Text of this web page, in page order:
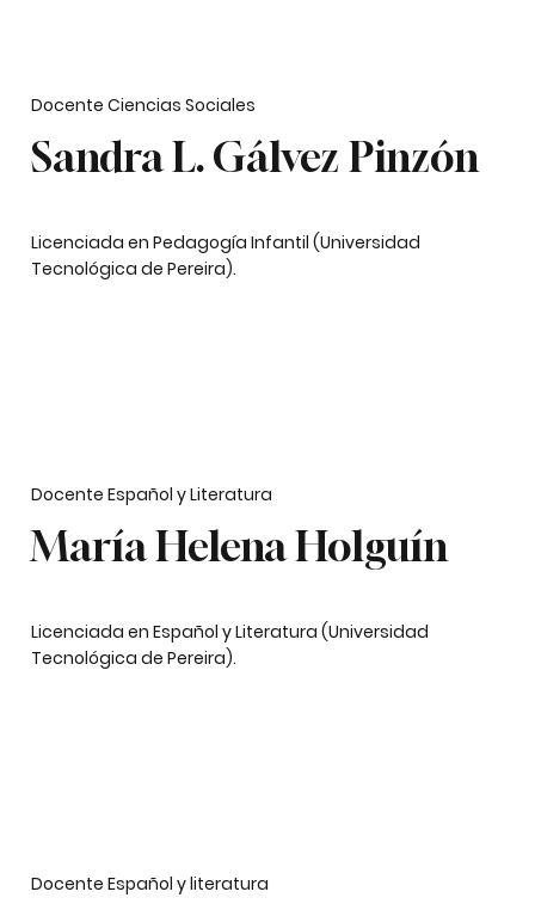
Docente Ciencias Sociales
Sandra L. Gálvez Pinzón
Licenciada en Pedagogía Infantil (Universidad
Tecnológica de Pereira).
Docente Español y Literatura
María Helena Holguín
Licenciada en Español y Literatura (Universidad
Tecnológica de Pereira).
Docente Español y literatura